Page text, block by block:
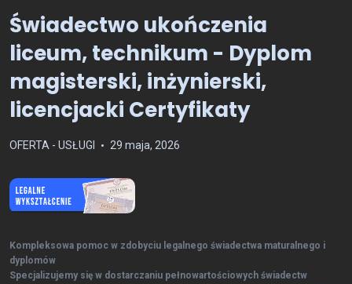
Świadectwo ukończenia
liceum, technikum - Dyplom
magisterski, inżynierski,
licencjacki Certyfikaty
OFERTA - USŁUGI 29 maja, 2026
Kompleksowa pomoc w zdobyciu legalnego świadectwa maturalnego i
dyplomów
Specjalizujemy się w dostarczaniu pełnowartościowych świadectw